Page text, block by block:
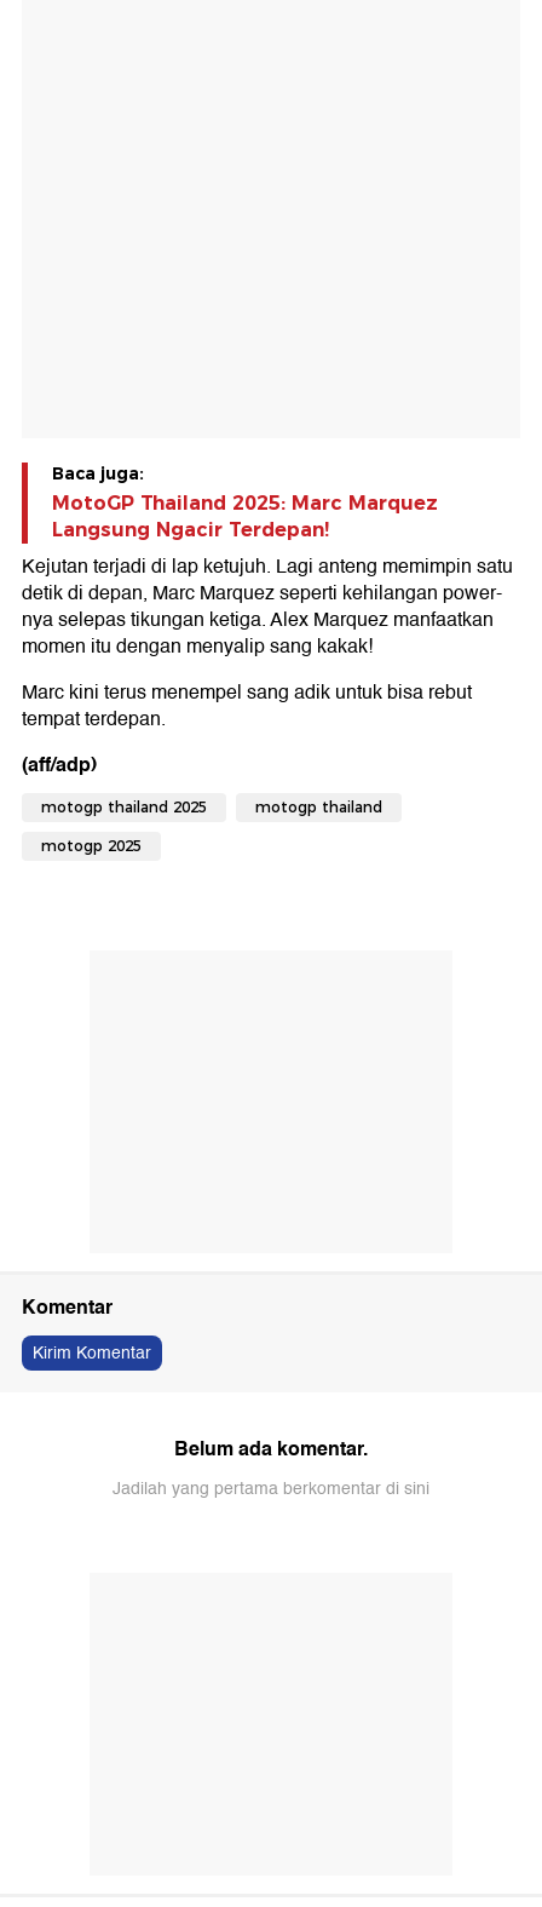
Baca juga:
MotoGP Thailand 2025: Marc Marquez
Langsung Ngacir Terdepan!
Kejutan terjadi di lap ketujuh. Lagi anteng memimpin satu
detik di depan, Marc Marquez seperti kehilangan power-
nya selepas tikungan ketiga. Alex Marquez manfaatkan
momen itu dengan menyalip sang kakak!
Marc kini terus menempel sang adik untuk bisa rebut
tempat terdepan.
(aff/adp)
motogp thailand 2025 motogp thailand
motogp 2025
Komentar
Kirim Komentar
Belum ada komentar.
Jadilah yang pertama berkomentar di sini